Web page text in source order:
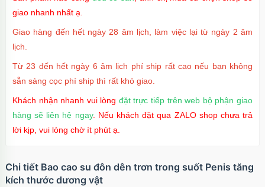
giao nhanh nhất ạ.
Giao hàng đến hết ngày 28 âm lịch, làm việc lại từ ngày 2 âm
lịch.
Từ 23 đến hết ngày 6 âm lịch phí ship rất cao nếu bạn không
sẵn sàng cọc phí ship thì rất khó giao.
Khách nhận nhanh vui lòng đặt trực tiếp trên web bộ phận giao
hàng sẽ liên hệ ngay. Nếu khách đặt qua ZALO shop chưa trả
lời kịp, vui lòng chờ ít phút ạ.
Chi tiết Bao cao su đôn dên trơn trong suốt Penis tăng
kích thước dương vật